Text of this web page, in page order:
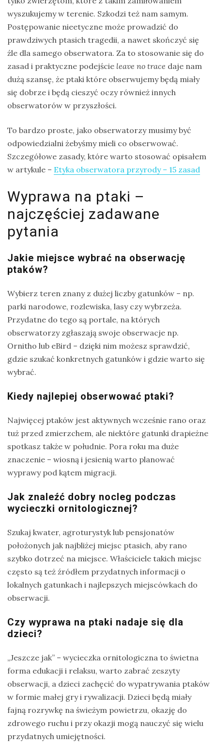
wyszukujemy w terenie. Szkodzi też nam samym.
Postępowanie nieetyczne może prowadzić do
prawdziwych ptasich tragedii, a nawet skończyć się
źle dla samego obserwatora. Za to stosowanie się do
zasad i praktyczne podejście leave no trace daje nam
dużą szansę, że ptaki które obserwujemy będą miały
się dobrze i będą cieszyć oczy również innych
obserwatorów w przyszłości.
To bardzo proste, jako obserwatorzy musimy być
odpowiedzialni żebyśmy mieli co obserwować.
Szczegółowe zasady, które warto stosować opisałem
w artykule – Etyka obserwatora przyrody – 15 zasad
Wyprawa na ptaki –
najczęściej zadawane
pytania
Jakie miejsce wybrać na obserwację
ptaków?
Wybierz teren znany z dużej liczby gatunków – np.
parki narodowe, rozlewiska, lasy czy wybrzeża.
Przydatne do tego są portale, na których
obserwatorzy zgłaszają swoje obserwacje np.
Ornitho lub eBird – dzięki nim możesz sprawdzić,
gdzie szukać konkretnych gatunków i gdzie warto się
wybrać.
Kiedy najlepiej obserwować ptaki?
Najwięcej ptaków jest aktywnych wcześnie rano oraz
tuż przed zmierzchem, ale niektóre gatunki drapieżne
spotkasz także w południe. Pora roku ma duże
znaczenie – wiosną i jesienią warto planować
wyprawy pod kątem migracji.
Jak znaleźć dobry nocleg podczas
wycieczki ornitologicznej?
Szukaj kwater, agroturystyk lub pensjonatów
położonych jak najbliżej miejsc ptasich, aby rano
szybko dotrzeć na miejsce. Właściciele takich miejsc
często są też źródłem przydatnych informacji o
lokalnych gatunkach i najlepszych miejscówkach do
obserwacji.
Czy wyprawa na ptaki nadaje się dla
dzieci?
„Jeszcze jak” – wycieczka ornitologiczna to świetna
forma edukacji i relaksu, warto zabrać zeszyty
obserwacji, a dzieci zachęcić do wypatrywania ptaków
w formie małej gry i rywalizacji. Dzieci będą miały
fajną rozrywkę na świeżym powietrzu, okazję do
zdrowego ruchu i przy okazji mogą nauczyć się wielu
przydatnych umiejętności.